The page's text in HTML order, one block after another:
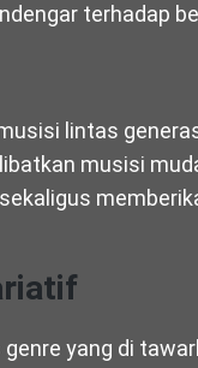
terhadap
lintas
musisi
yang di